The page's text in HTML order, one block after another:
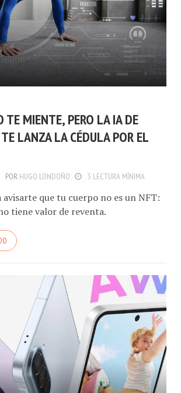
TE MIENTE, PERO LA IA DE
LANZA LA CÉDULA POR EL
POR HUGO LONDOÑO 3 LECTURA MÍNIMA
que tu cuerpo no es un NFT:
tiene valor de reventa.